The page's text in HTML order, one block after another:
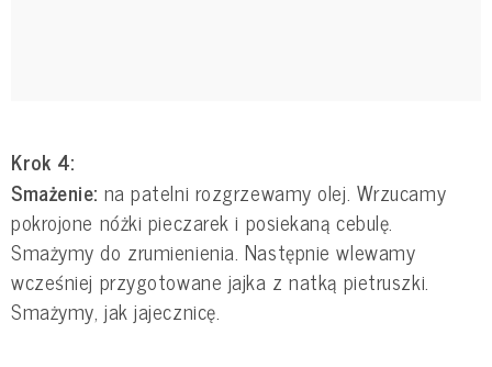
Krok 4:
Smażenie: na patelni rozgrzewamy olej. Wrzucamy
pokrojone nóżki pieczarek i posiekaną cebulę.
Smażymy do zrumienienia. Następnie wlewamy
wcześniej przygotowane jajka z natką pietruszki.
Smażymy, jak jajecznicę.